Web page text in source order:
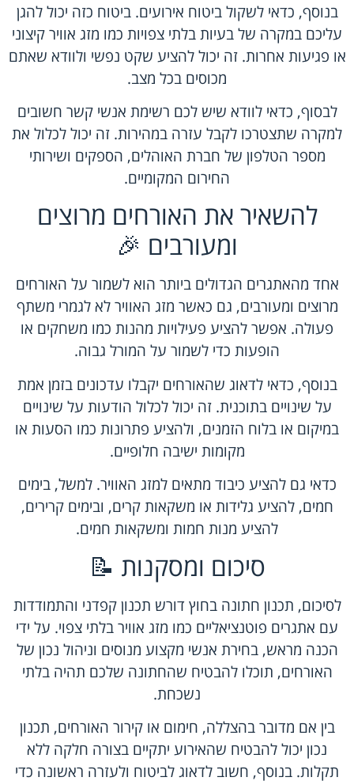
בנוסף, כדאי לשקול ביטוח אירועים. ביטוח כזה יכול להגן
עליכם במקרה של בעיות בלתי צפויות כמו מזג אוויר קיצוני
או פגיעות אחרות. זה יכול להציע שקט נפשי ולוודא שאתם
מכוסים בכל מצב.
לבסוף, כדאי לוודא שיש לכם רשימת אנשי קשר חשובים
למקרה שתצטרכו לקבל עזרה במהירות. זה יכול לכלול את
מספר הטלפון של חברת האוהלים, הספקים ושירותי
החירום המקומיים.
להשאיר את האורחים מרוצים
ומעורבים 🎉
אחד מהאתגרים הגדולים ביותר הוא לשמור על האורחים
מרוצים ומעורבים, גם כאשר מזג האוויר לא לגמרי משתף
פעולה. אפשר להציע פעילויות מהנות כמו משחקים או
הופעות כדי לשמור על המורל גבוה.
בנוסף, כדאי לדאוג שהאורחים יקבלו עדכונים בזמן אמת
על שינויים בתוכנית. זה יכול לכלול הודעות על שינויים
במיקום או בלוח הזמנים, ולהציע פתרונות כמו הסעות או
מקומות ישיבה חלופיים.
כדאי גם להציע כיבוד מתאים למזג האוויר. למשל, בימים
חמים, להציע גלידות או משקאות קרים, ובימים קרירים,
להציע מנות חמות ומשקאות חמים.
סיכום ומסקנות 📝
לסיכום, תכנון חתונה בחוץ דורש תכנון קפדני והתמודדות
עם אתגרים פוטנציאליים כמו מזג אוויר בלתי צפוי. על ידי
הכנה מראש, בחירת אנשי מקצוע מנוסים וניהול נכון של
האורחים, תוכלו להבטיח שהחתונה שלכם תהיה בלתי
נשכחת.
בין אם מדובר בהצללה, חימום או קירור האורחים, תכנון
נכון יכול להבטיח שהאירוע יתקיים בצורה חלקה ללא
תקלות. בנוסף, חשוב לדאוג לביטוח ולעזרה ראשונה כדי